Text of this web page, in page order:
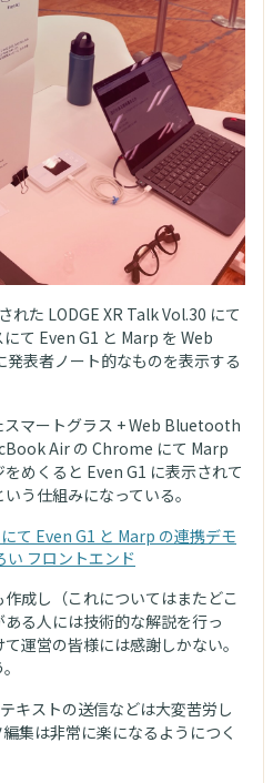
れた LODGE XR Talk Vol.30 にて
て Even G1 と Marp を Web
表者ノート的なものを表示する
スマートグラス + Web Bluetooth
Air の Chrome にて Marp
めくると Even G1 に表示されて
う仕組みになっている。
て Even G1 と Marp の連携デモ
い フロントエンド
成し（これについてはまたどこ
る人には技術的な解説を行っ
運営の皆様には感謝しかない。
キストの送信などは大変苦労し
集は非常に楽になるようにつく